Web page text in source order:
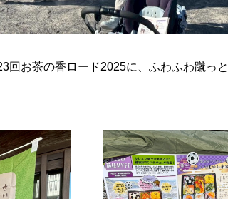
回お茶の香ロード2025に、ふわふわ蹴っ